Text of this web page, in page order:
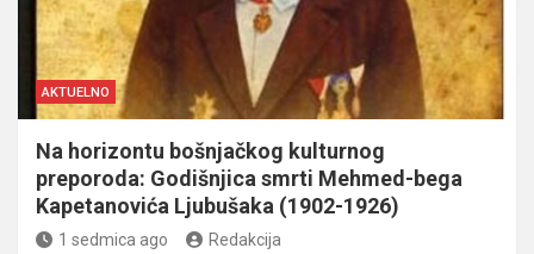
AKTUELNO
Na horizontu bošnjačkog kulturnog
preporoda: Godišnjica smrti Mehmed-bega
Kapetanovića Ljubušaka (1902-1926)
1 sedmica ago Redakcija